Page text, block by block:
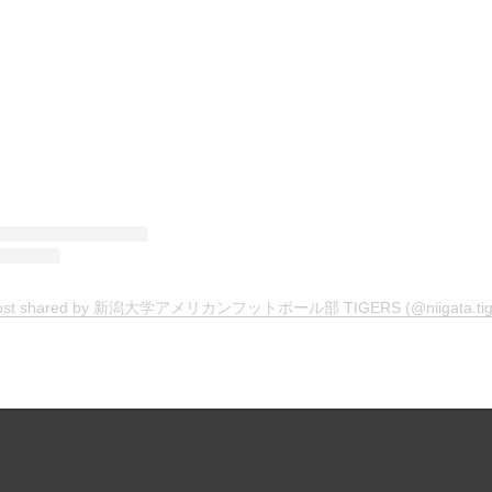
shared by 新潟大学アメリカンフットボール部 TIGERS